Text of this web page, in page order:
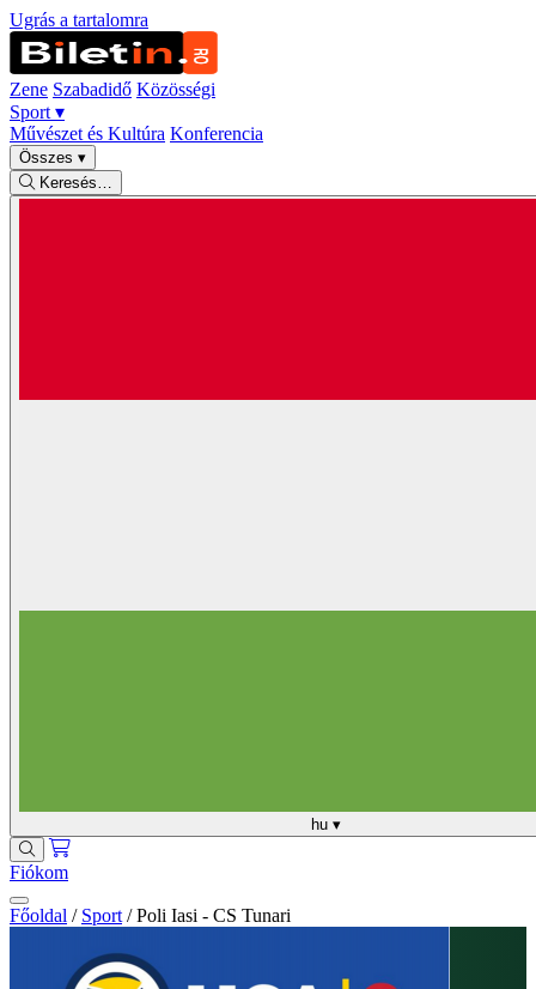
Ugrás a tartalomra
Zene Szabadidő Közösségi
Sport ▾
Művészet és Kultúra Konferencia
Összes ▾
Keresés…
hu ▾
Fiókom
Főoldal / Sport / Poli Iasi - CS Tunari